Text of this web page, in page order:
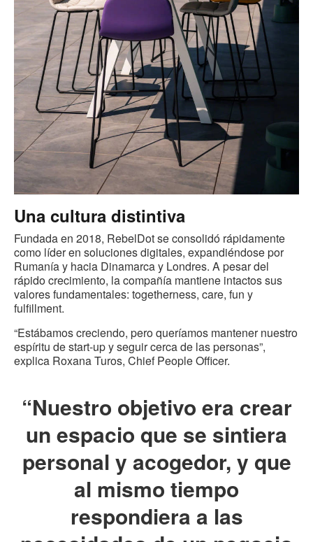
Una cultura distintiva
Fundada en 2018, RebelDot se consolidó rápidamente
como líder en soluciones digitales, expandiéndose por
Rumanía y hacia Dinamarca y Londres. A pesar del
rápido crecimiento, la compañía mantiene intactos sus
valores fundamentales: togetherness, care, fun y
fulfillment.
“Estábamos creciendo, pero queríamos mantener nuestro
espíritu de start‑up y seguir cerca de las personas”,
explica Roxana Turos, Chief People Officer.
“Nuestro objetivo era crear
un espacio que se sintiera
personal y acogedor, y que
al mismo tiempo
respondiera a las